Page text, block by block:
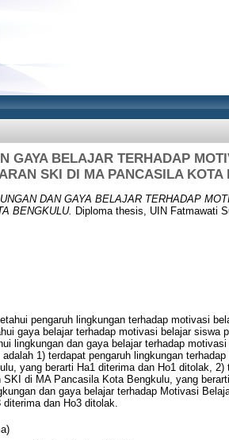
GAYA BELAJAR TERHADAP
SKI DI MA PANCASILA KOTA
DAN GAYA BELAJAR TERHADAP
BENGKULU. Diploma thesis, UIN Fatmawati
pengaruh lingkungan terhadap motivasi
gaya belajar terhadap motivasi belajar siswa
lingkungan dan gaya belajar terhadap
1) terdapat pengaruh lingkungan
yang berarti Ha1 diterima dan Ho1 ditolak, 2)
di MA Pancasila Kota Bengkulu, yang
dan gaya belajar terhadap Motivasi
dan Ho3 ditolak.